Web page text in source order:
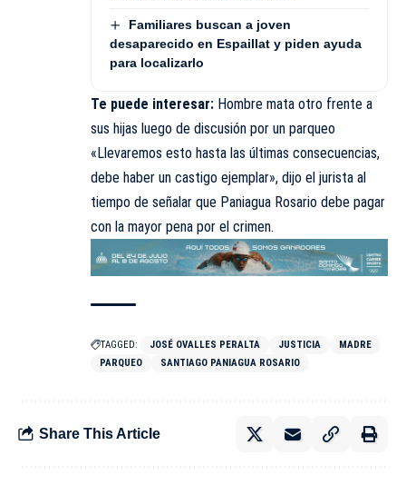
Familiares buscan a joven
desaparecido en Espaillat y piden ayuda
para localizarlo
Te puede interesar: Hombre mata otro frente a
sus hijas luego de discusión por un parqueo
«Llevaremos esto hasta las últimas consecuencias,
debe haber un castigo ejemplar», dijo el jurista al
tiempo de señalar que Paniagua Rosario debe pagar
con la mayor pena por el crimen.
TAGGED: JOSÉ OVALLES PERALTA JUSTICIA
MADRE
PARQUEO
SANTIAGO PANIAGUA ROSARIO
Share This Article